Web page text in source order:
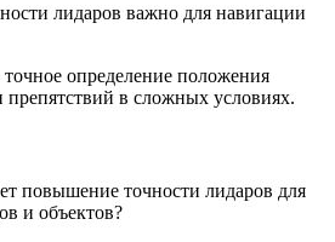
лидаров важно для навигации
точное определение положения
препятствий в сложных условиях.
повышение точности лидаров для
и объектов?